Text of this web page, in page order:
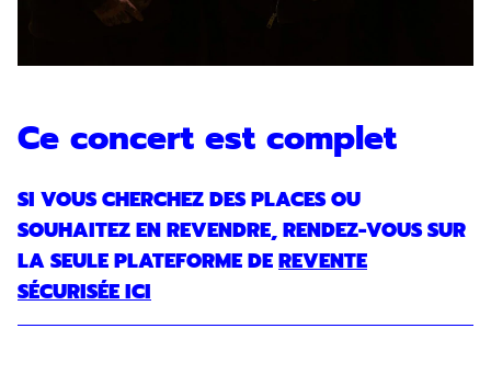
Ce concert est complet
SI VOUS CHERCHEZ DES PLACES OU
SOUHAITEZ EN REVENDRE, RENDEZ-VOUS SUR
LA SEULE PLATEFORME DEREVENTE
SÉCURISÉE ICI